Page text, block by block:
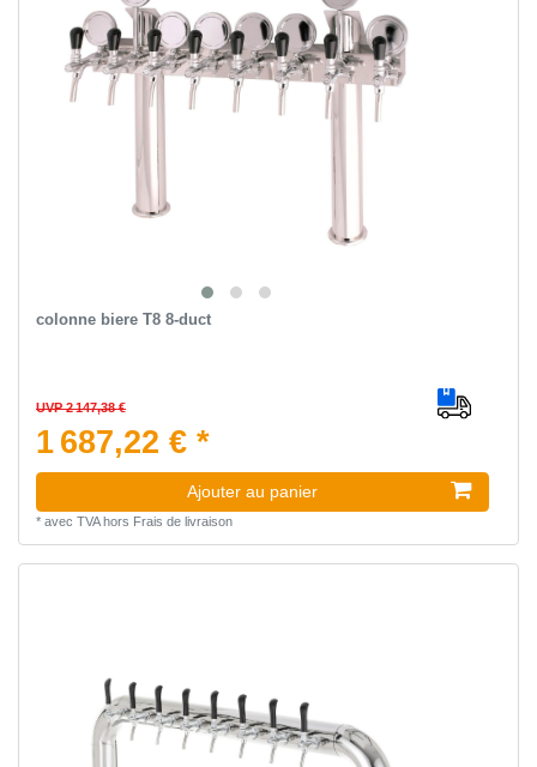
colonne biere T8 8-duct
UVP 2 147,38 €
1 687,22 € *
Ajouter au panier
* avec TVAhors Frais de livraison